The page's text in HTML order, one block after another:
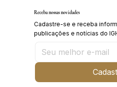
Receba nossas novidades
Cadastre-se e receba
publicações e notícias do